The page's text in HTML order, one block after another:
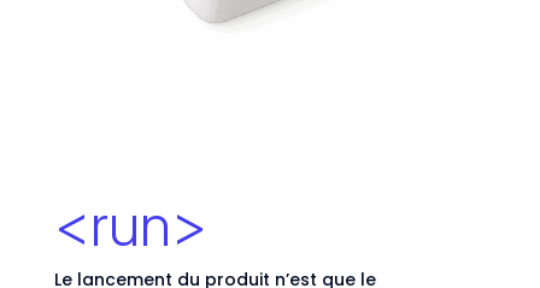
<run>
Le lancement du produit n’est que le